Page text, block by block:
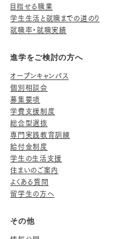
目指せる職業
学生生活と就職までの道のり
就職率・就職実績
進学をご検討の方へ
オープンキャンパス
個別相談会
募集要項
学費支援制度
総合型選抜
専門実践教育訓練
給付金制度
学生の生活支援
住まいのご案内
よくある質問
留学生の方へ
その他